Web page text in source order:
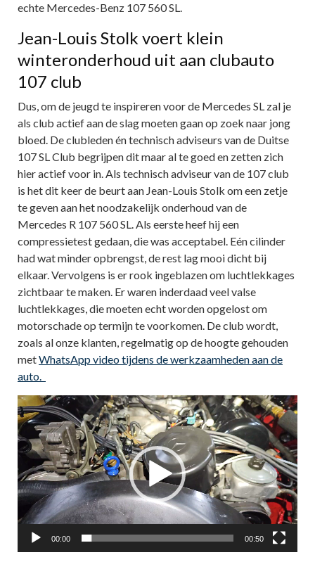
echte Mercedes-Benz 107 560 SL.
Jean-Louis Stolk voert klein
winteronderhoud uit aan clubauto
107 club
Dus, om de jeugd te inspireren voor de Mercedes SL zal je
als club actief aan de slag moeten gaan op zoek naar jong
bloed. De clubleden én technisch adviseurs van de Duitse
107 SL Club begrijpen dit maar al te goed en zetten zich
hier actief voor in. Als technisch adviseur van de 107 club
is het dit keer de beurt aan Jean-Louis Stolk om een zetje
te geven aan het noodzakelijk onderhoud van de
Mercedes R 107 560 SL. Als eerste heef hij een
compressietest gedaan, die was acceptabel. Eén cilinder
had wat minder opbrengst, de rest lag mooi dicht bij
elkaar. Vervolgens is er rook ingeblazen om luchtlekkages
zichtbaar te maken. Er waren inderdaad veel valse
luchtlekkages, die moeten echt worden opgelost om
motorschade op termijn te voorkomen. De club wordt,
zoals al onze klanten, regelmatig op de hoogte gehouden
metWhatsApp video tijdens de werkzaamheden aan de
auto.
Videospeler
00:00 00:50